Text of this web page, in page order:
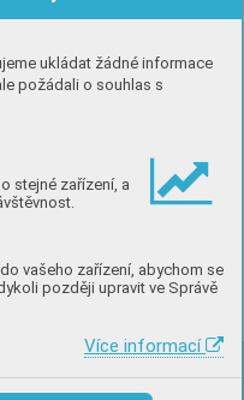
ukládat žádné informace
požádali o souhlas s
stejné zařízení, a
vašeho zařízení, abychom se
později upravit ve Správě
Více informací